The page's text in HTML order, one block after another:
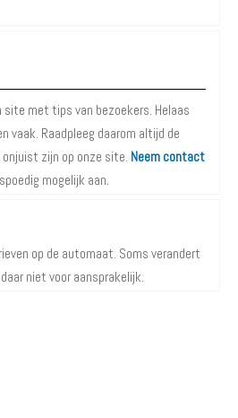
site met tips van bezoekers. Helaas
vaak. Raadpleeg daarom altijd de
zijn op onze site. Neem contact
mogelijk aan.
op de automaat. Soms verandert
niet voor aansprakelijk.